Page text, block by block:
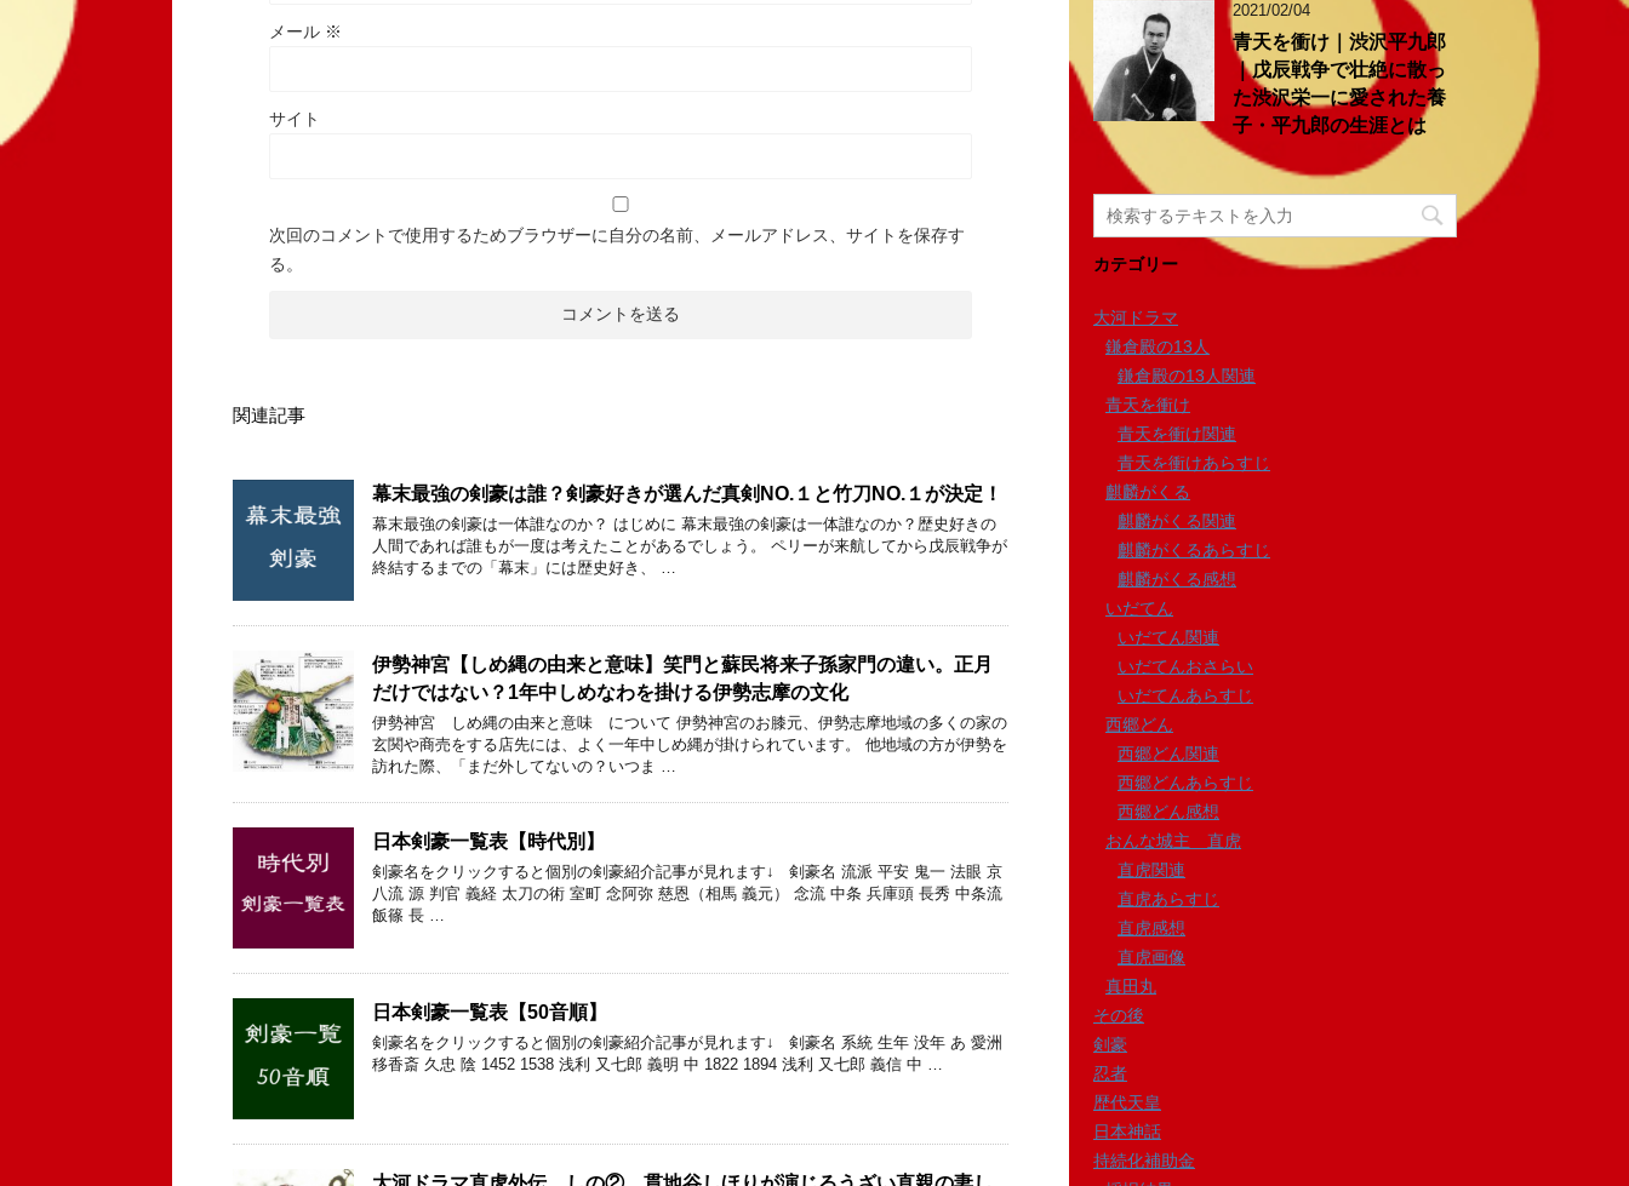
メール ※
サイト
次回のコメントで使用するためブラウザーに自分の名前、メールアドレス、サイトを保存す
る。
関連記事
幕末最強の剣豪は誰？剣豪好きが選んだ真剣NO.１と竹刀NO.１が決定！
幕末最強の剣豪は一体誰なのか？ はじめに 幕末最強の剣豪は一体誰なのか？歴史好きの
人間であれば誰もが一度は考えたことがあるでしょう。 ペリーが来航してから戊辰戦争が
終結するまでの「幕末」には歴史好き、 …
伊勢神宮【しめ縄の由来と意味】笑門と蘇民将来子孫家門の違い。正月
だけではない？1年中しめなわを掛ける伊勢志摩の文化
伊勢神宮 しめ縄の由来と意味 について 伊勢神宮のお膝元、伊勢志摩地域の多くの家の
玄関や商売をする店先には、よく一年中しめ縄が掛けられています。 他地域の方が伊勢を
訪れた際、「まだ外してないの？いつま …
日本剣豪一覧表【時代別】
剣豪名をクリックすると個別の剣豪紹介記事が見れます↓ 剣豪名 流派 平安 鬼一 法眼 京
八流 源 判官 義経 太刀の術 室町 念阿弥 慈恩（相馬 義元） 念流 中条 兵庫頭 長秀 中条流
飯篠 長 …
日本剣豪一覧表【50音順】
剣豪名をクリックすると個別の剣豪紹介記事が見れます↓ 剣豪名 系統 生年 没年 あ 愛洲
移香斎 久忠 陰 1452 1538 浅利 又七郎 義明 中 1822 1894 浅利 又七郎 義信 中 …
2021/02/04
青天を衝け｜渋沢平九郎
｜戊辰戦争で壮絶に散っ
た渋沢栄一に愛された養
子・平九郎の生涯とは
カテゴリー
大河ドラマ
鎌倉殿の13人
鎌倉殿の13人関連
青天を衝け
青天を衝け関連
青天を衝けあらすじ
麒麟がくる
麒麟がくる関連
麒麟がくるあらすじ
麒麟がくる感想
いだてん
いだてん関連
いだてんおさらい
いだてんあらすじ
西郷どん
西郷どん関連
西郷どんあらすじ
西郷どん感想
おんな城主 直虎
直虎関連
直虎あらすじ
直虎感想
直虎画像
真田丸
その後
剣豪
忍者
歴代天皇
日本神話
持続化補助金